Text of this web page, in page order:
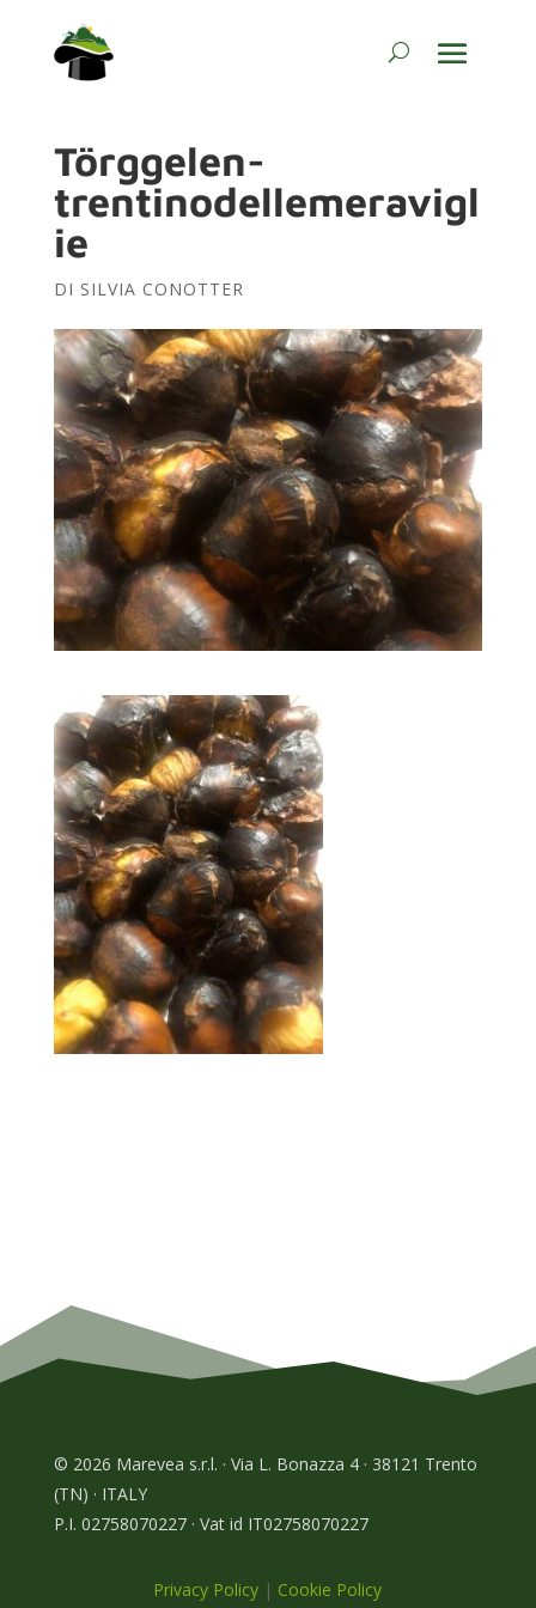
Törggelen-
trentinodellemeravigl
ie
DI SILVIA CONOTTER
© 2026 Marevea s.r.l. · Via L. Bonazza 4 · 38121 Trento
(TN) · ITALY
P.I. 02758070227 · Vat id IT02758070227
Privacy Policy | Cookie Policy